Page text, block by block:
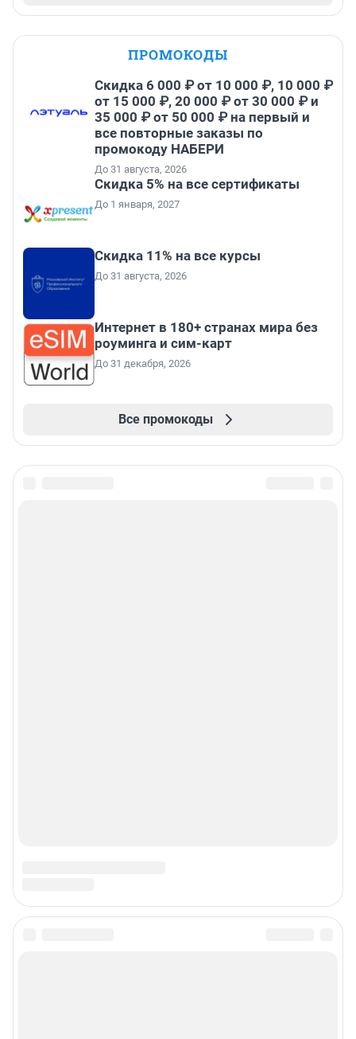
ПРОМОКОДЫ
Скидка 6 000 ₽ от 10 000 ₽, 10 000 ₽
от 15 000 ₽, 20 000 ₽ от 30 000 ₽ и
35 000 ₽ от 50 000 ₽ на первый и
все повторные заказы по
промокоду НАБЕРИ
До 31 августа, 2026
Скидка 5% на все сертификаты
До 1 января, 2027
Скидка 11% на все курсы
До 31 августа, 2026
Интернет в 180+ странах мира без
роуминга и сим-карт
До 31 декабря, 2026
Все промокоды